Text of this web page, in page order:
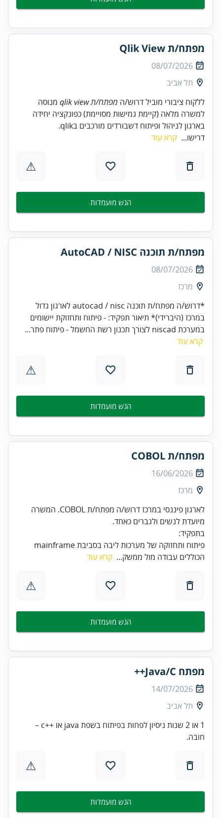
מפתח/ת Qlik View
08/07/2026
תל אביב
ללקוח ציבורי מוביל דרוש/ה מפתח/ת qlik view
מנוסה
למשרה מלאה (קיימת גמישות מסויימת) כפונקציה יחידה
בארגון לניהול ופיתוח דשבורדים מורכבים בqlik.
דרישו... קרא עוד
⚠
הגש מועמדות
מפתח/ת תוכנה AutoCAD / NISC
08/07/2026
מרכז
*דרוש/ה מפתח/ת תוכנה autocad / nisc לארגון גדול
במרכז (היברידי)* תיאור תפקיד: - פיתוח ותחזוקת יישומים
במערכת niscad לצורך תכנון רשת החשמל - פיתוח פתר...
קרא עוד
⚠
הגש מועמדות
מפתח/ת COBOL
16/06/2026
מרכז
לארגון פיננסי במרכז דרוש/ה מפתח/ת COBOL. המשרה
בתפקיד:
פיתוח ותחזוקה של מערכות ליבה בסביבת mainframe
הכוללים עבודה מול ממשק... קרא עוד
⚠
הגש מועמדות
מפתח Java/C++
14/07/2026
תל אביב
1 או 2 שנות ניסיון לפחות בפיתוח בשפת java או ++c –
חובה.
⚠
הגש מועמדות